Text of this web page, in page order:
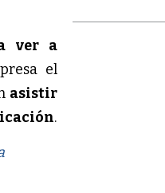
ver a
el
asistir
.